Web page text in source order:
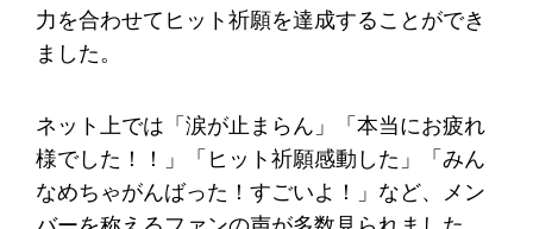
力を合わせてヒット祈願を達成することができ
ました。
ネット上では「涙が止まらん」「本当にお疲れ
様でした！！」「ヒット祈願感動した」「みん
なめちゃがんばった！すごいよ！」など、メン